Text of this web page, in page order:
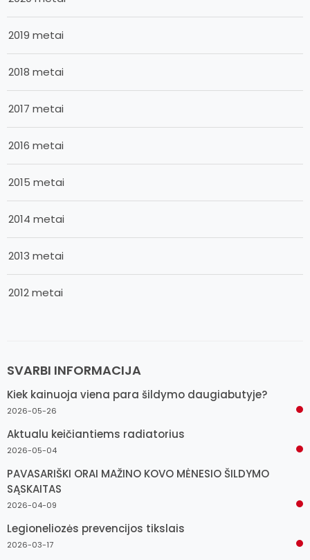
2019 metai
2018 metai
2017 metai
2016 metai
2015 metai
2014 metai
2013 metai
2012 metai
SVARBI INFORMACIJA
Kiek kainuoja viena para šildymo daugiabutyje?
2026-05-26
Aktualu keičiantiems radiatorius
2026-05-04
PAVASARIŠKI ORAI MAŽINO KOVO MĖNESIO ŠILDYMO
SĄSKAITAS
2026-04-09
Legioneliozės prevencijos tikslais
2026-03-17